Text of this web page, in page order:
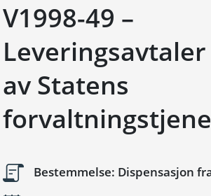
V1998-49 –
av Statens
Bestemmelse: Dispensasjon